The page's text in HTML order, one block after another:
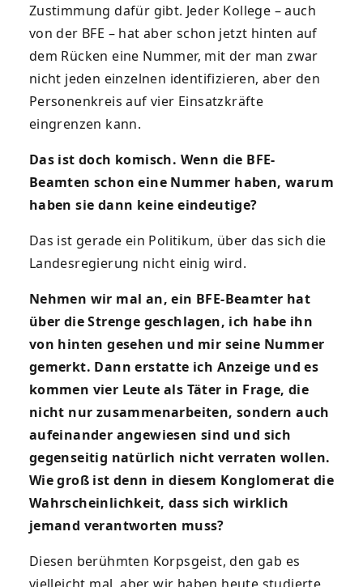
Zustimmung dafür gibt. Jeder Kollege – auch
von der BFE – hat aber schon jetzt hinten auf
dem Rücken eine Nummer, mit der man zwar
nicht jeden einzelnen identifizieren, aber den
Personenkreis auf vier Einsatzkräfte
eingrenzen kann.
Das ist doch komisch. Wenn die BFE-
Beamten schon eine Nummer haben, warum
haben sie dann keine eindeutige?
Das ist gerade ein Politikum, über das sich die
Landesregierung nicht einig wird.
Nehmen wir mal an, ein BFE-Beamter hat
über die Strenge geschlagen, ich habe ihn
von hinten gesehen und mir seine Nummer
gemerkt. Dann erstatte ich Anzeige und es
kommen vier Leute als Täter in Frage, die
nicht nur zusammenarbeiten, sondern auch
aufeinander angewiesen sind und sich
gegenseitig natürlich nicht verraten wollen.
Wie groß ist denn in diesem Konglomerat die
Wahrscheinlichkeit, dass sich wirklich
jemand verantworten muss?
Diesen berühmten Korpsgeist, den gab es
vielleicht mal, aber wir haben heute studierte